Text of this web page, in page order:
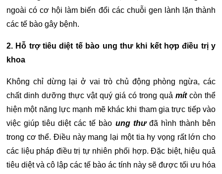
ngoài có cơ hội làm biến đổi các chuỗi gen lành lặn thành
các tế bào gây bệnh.
2. Hỗ trợ tiêu diệt tế bào ung thư khi kết hợp điều trị y
khoa
Không chỉ dừng lại ở vai trò chủ động phòng ngừa, các
chất dinh dưỡng thực vật quý giá có trong quả mítcòn thể
hiện một năng lực mạnh mẽ khác khi tham gia trực tiếp vào
việc giúp tiêu diệt các tế bào ung thưđã hình thành bên
trong cơ thể. Điều này mang lại một tia hy vọng rất lớn cho
các liệu pháp điều trị tự nhiên phối hợp. Đặc biệt, hiệu quả
tiêu diệt và cô lập các tế bào ác tính này sẽ được tối ưu hóa